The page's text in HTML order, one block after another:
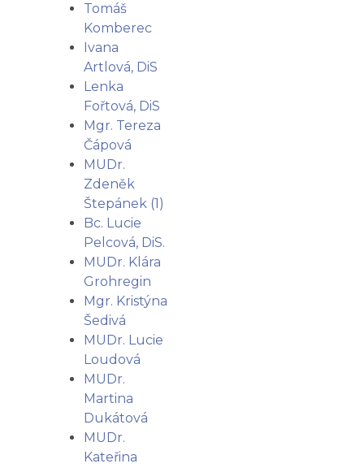
Tomáš
Komberec
Ivana
Artlová, DiS
Lenka
Fořtová, DiS
Mgr. Tereza
Čápová
MUDr.
Zdeněk
Štepánek (1)
Bc. Lucie
Pelcová, DiS.
MUDr. Klára
Grohregin
Mgr. Kristýna
Šedivá
MUDr. Lucie
Loudová
MUDr.
Martina
Dukátová
MUDr.
Kateřina